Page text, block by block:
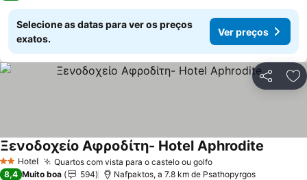
Selecione as datas para ver os preços
exatos.
Ver preços
Partilhar
2 Estrelas
Hotel Quartos com vista para o castelo ou golfoVer preços
Ξενοδοχείο Αφροδίτη- Hotel Aphrodite
8,4 Muito boa 594 Nafpaktos, a 7.8 km de Psathopyrgos